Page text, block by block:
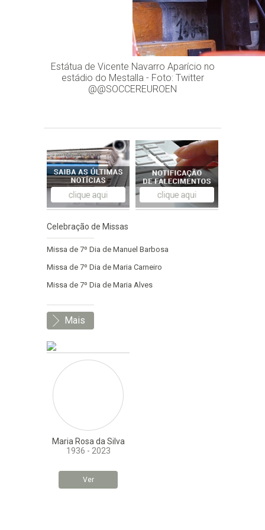
Estátua de Vicente Navarro Aparício no
estádio do Mestalla - Foto: Twitter
@@SOCCEREUROEN
Celebração de Missas
Missa de 7º Dia de Manuel Barbosa
Missa de 7º Dia de Maria Carneiro
Missa de 7º Dia de Maria Alves
Mais
Maria Rosa da Silva
1936 - 2023
Ver